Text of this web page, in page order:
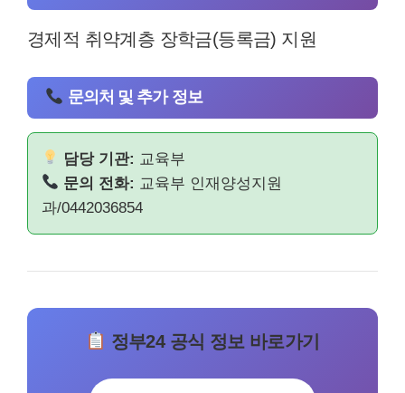
경제적 취약계층 장학금(등록금) 지원
문의처 및 추가 정보
담당 기관: 교육부
문의 전화: 교육부 인재양성지원
과/0442036854
정부24 공식 정보 바로가기